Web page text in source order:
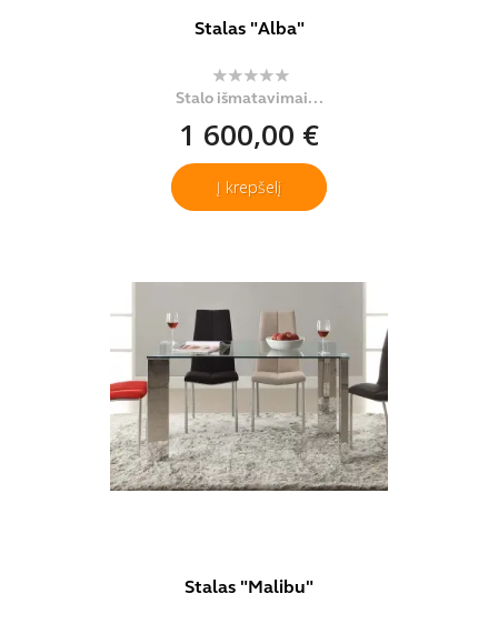
Stalas "Alba"
Stalo išmatavimai...
1 600,00 €
Į krepšelį
Stalas "Malibu"